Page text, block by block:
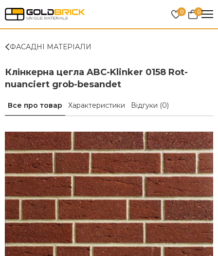
0 0
ФАСАДНІ МАТЕРІАЛИ
Клінкерна цегла ABC-Klinker 0158 Rot-
nuanciert grob-besandet
Все про товар Характеристики Відгуки (0)